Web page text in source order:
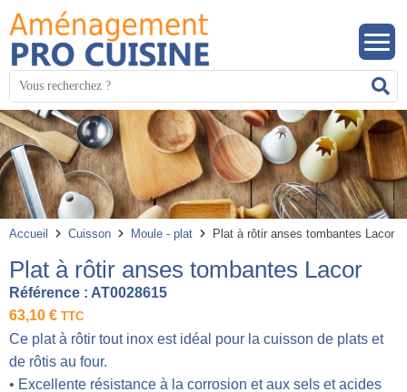
Mots
clés
:
Accueil Cuisson Moule - plat Plat à rôtir anses tombantes Lacor
Plat à rôtir anses tombantes Lacor
Référence : AT0028615
63,10 € TTC
Ce plat à rôtir tout inox est idéal pour la cuisson de plats et
de rôtis au four.
• Excellente résistance à la corrosion et aux sels et acides
Panneau de gestion des cookies